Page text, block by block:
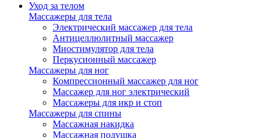
Уход за телом
Массажеры для тела
Электрический массажер для тела
Антицеллюлитный массажер
Миостимулятор для тела
Перкусионный массажер
Массажеры для ног
Компрессионный массажер для ног
Массажер для ног электрический
Массажеры для икр и стоп
Массажеры для спины
Массажная накидка
Массажная подушка